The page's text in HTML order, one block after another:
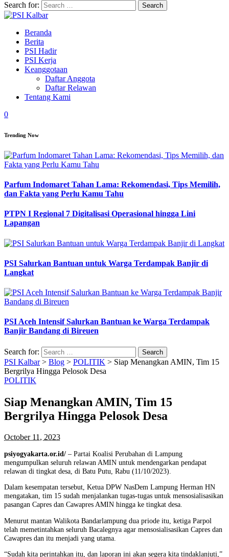
Search for:
Beranda
Berita
PSI Hadir
PSI Kerja
Keanggotaan
Daftar Anggota
Daftar Relawan
Tentang Kami
0
Trending Now
Parfum Indomaret Tahan Lama: Rekomendasi, Tips Memilih,
dan Fakta yang Perlu Kamu Tahu
PTPN I Regional 7 Digitalisasi Operasional hingga Lini
Lapangan
PSI Salurkan Bantuan untuk Warga Terdampak Banjir di
Langkat
PSI Aceh Intensif Salurkan Bantuan ke Warga Terdampak
Banjir Bandang di Bireuen
Search for:
PSI Kalbar> Blog > POLITIK > Siap Menangkan AMIN, Tim 15
Bergrilya Hingga Pelosok Desa
POLITIK
Siap Menangkan AMIN, Tim 15
Bergrilya Hingga Pelosok Desa
October 11, 2023
psiyogyakarta.or.id/ – Partai Koalisi Perubahan di Lampung
mengumpulkan seluruh relawan AMIN untuk mendengarkan pendapat
relawan di tingkat desa, di Batu Putu, Rabu (11/10/2023).
Dalam kesempatan tersebut, Ketua DPW NasDem Lampung Herman HN
mengatakan, tim 15 sudah menjalankan tugas-tugas untuk mensosialisasikan
pasangan Capres dan Cawapres AMIN hingga ke tingkat desa.
Menurut mantan Walikota Bandarlampung dua priode itu, ketiga Parpol
telah memetintahkan seluruh Bacalegnya agar mensosialisasikan Capres dan
Cawapres dan itu menjadi yang utama.
“Sudah kita perintahkan itu, dan laporan ini akan segera kita tindaklanjuti,”